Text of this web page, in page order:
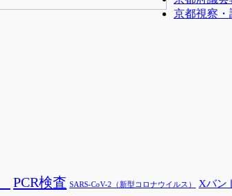
京都視察・
PCR検査 SARS-CoV-2（新型コロナウイルス） Xバン